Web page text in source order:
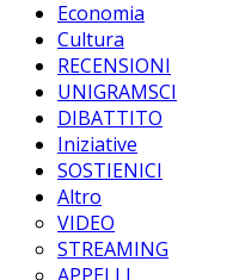
Economia
Cultura
RECENSIONI
UNIGRAMSCI
DIBATTITO
Iniziative
SOSTIENICI
Altro
VIDEO
STREAMING